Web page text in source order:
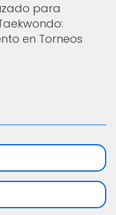
para
en Torneos